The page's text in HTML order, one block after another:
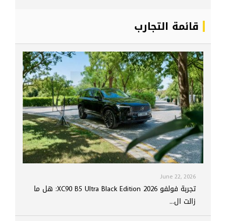
قائمة التجارب
June 22, 2026
تجربة فولفو XC90 B5 Ultra Black Edition 2026: هل ما
زالت ال...